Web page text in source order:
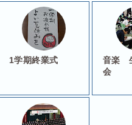
1学期終業式
音楽
会